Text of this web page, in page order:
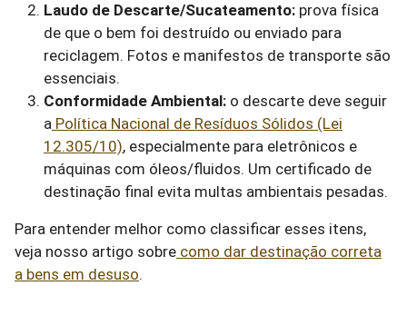
Laudo de Descarte/Sucateamento: prova física
de que o bem foi destruído ou enviado para
reciclagem. Fotos e manifestos de transporte são
essenciais.
Conformidade Ambiental: o descarte deve seguir
a Política Nacional de Resíduos Sólidos (Lei
12.305/10), especialmente para eletrônicos e
máquinas com óleos/fluidos. Um certificado de
destinação final evita multas ambientais pesadas.
Para entender melhor como classificar esses itens,
veja nosso artigo sobre como dar destinação correta
a bens em desuso.